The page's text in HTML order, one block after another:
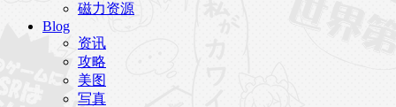
磁力资源
Blog
资讯
攻略
美图
写真